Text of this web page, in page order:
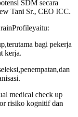
SDM secara
Tani Sr., CEO ICC.
bagi pekerja
kerja.
medical check up
risiko kognitif dan